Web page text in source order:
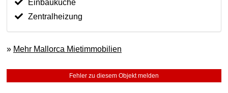
Einbauküche
Zentralheizung
» Mehr Mallorca Mietimmobilien
Fehler zu diesem Objekt melden